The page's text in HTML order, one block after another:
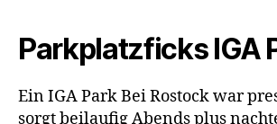
Parkplatzficks IGA
Ein IGA Park Bei Rostock war
sorgt beilaufig Abends plus